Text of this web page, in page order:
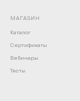
МАГАЗИН
Каталог
Сертификаты
Вебинары
Тесты